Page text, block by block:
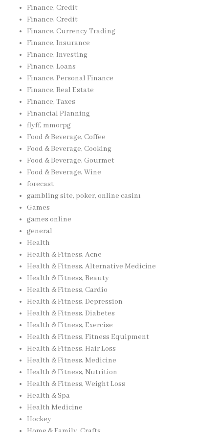
Finance, Credit
Finance, Credit
Finance, Currency Trading
Finance, Insurance
Finance, Investing
Finance, Loans
Finance, Personal Finance
Finance, Real Estate
Finance, Taxes
Financial Planning
flyff, mmorpg
Food & Beverage, Coffee
Food & Beverage, Cooking
Food & Beverage, Gourmet
Food & Beverage, Wine
forecast
gambling site, poker, online casinı
Games
games online
general
Health
Health & Fitness, Acne
Health & Fitness, Alternative Medicine
Health & Fitness, Beauty
Health & Fitness, Cardio
Health & Fitness, Depression
Health & Fitness, Diabetes
Health & Fitness, Exercise
Health & Fitness, Fitness Equipment
Health & Fitness, Hair Loss
Health & Fitness, Medicine
Health & Fitness, Nutrition
Health & Fitness, Weight Loss
Health & Spa
Health Medicine
Hockey